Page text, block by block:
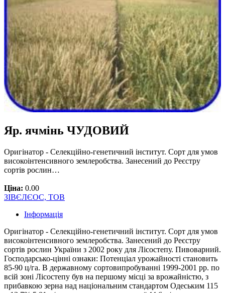
Яр. ячмінь ЧУДОВИЙ
Оригінатор - Селекційно-генетичний інститут. Сорт для умов
високоінтенсивного землеробства. Занесений до Реєстру
сортів рослин…
Ціна: 0.00
ЗІВЄЛЄОС, ТОВ
Інформація
Оригінатор - Селекційно-генетичний інститут. Сорт для умов
високоінтенсивного землеробства. Занесений до Реєстру
сортів рослин України з 2002 року для Лісостепу. Пивоварний.
Господарсько-цінні ознаки: Потенціал урожайності становить
85-90 ц/га. В державному сортовипробуванні 1999-2001 рр. по
всій зоні Лісостепу був на першому місці за врожайністю, з
прибавкою зерна над національним стандартом Одеським 115